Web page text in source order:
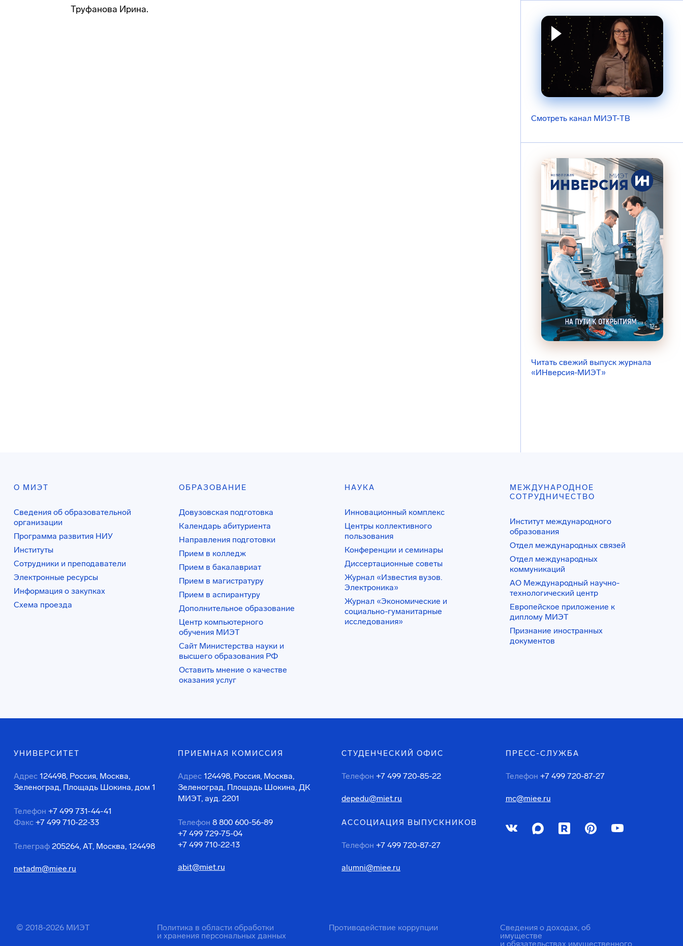
Труфанова Ирина.
Смотреть канал МИЭТ-ТВ
Читать свежий выпуск журнала
«ИНверсия-МИЭТ»
О МИЭТ
Сведения об образовательной
организации
Программа развития НИУ
Институты
Сотрудники и преподаватели
Электронные ресурсы
Информация о закупках
Схема проезда
ОБРАЗОВАНИЕ
Довузовская подготовка
Календарь абитуриента
Направления подготовки
Прием в колледж
Прием в бакалавриат
Прием в магистратуру
Прием в аспирантуру
Дополнительное образование
Центр компьютерного
обучения МИЭТ
Сайт Министерства науки и
высшего образования РФ
Оставить мнение о качестве
оказания услуг
НАУКА
Инновационный комплекс
Центры коллективного
пользования
Конференции и семинары
Диссертационные советы
Журнал «Известия вузов.
Электроника»
Журнал «Экономические и
социально-гуманитарные
исследования»
МЕЖДУНАРОДНОЕ
СОТРУДНИЧЕСТВО
Институт международного
образования
Отдел международных связей
Отдел международных
коммуникаций
АО Международный научно-
технологический центр
Европейское приложение к
диплому МИЭТ
Признание иностранных
документов
УНИВЕРСИТЕТ
Адрес 124498, Россия, Москва,
Зеленоград, Площадь Шокина, дом 1
Телефон +7 499 731-44-41
Факс +7 499 710-22-33
Телеграф 205264, АТ, Москва, 124498
netadm@miee.ru
ПРИЕМНАЯ КОМИССИЯ
Адрес 124498, Россия, Москва,
Зеленоград, Площадь Шокина, ДК
МИЭТ, ауд. 2201
Телефон 8 800 600-56-89
+7 499 729-75-04
+7 499 710-22-13
abit@miet.ru
СТУДЕНЧЕСКИЙ ОФИС
Телефон +7 499 720-85-22
depedu@miet.ru
АССОЦИАЦИЯ ВЫПУСКНИКОВ
Телефон +7 499 720-87-27
alumni@miee.ru
ПРЕСС-СЛУЖБА
Телефон +7 499 720-87-27
mc@miee.ru
© 2018-2026 МИЭТ
Политика в области обработки
и хранения персональных данных
Противодействие коррупции
Сведения о доходах, об
имуществе
и обязательствах имущественного